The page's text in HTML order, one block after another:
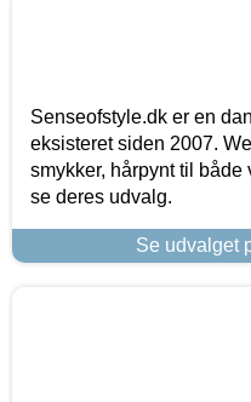
Senseofstyle.dk er en
eksisteret siden 2007.
smykker, hårpynt til
se deres udvalg.
Se udvalget